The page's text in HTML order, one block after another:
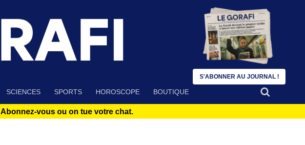
SCIENCES SPORTS HOROSCOPE BOUTIQUE
Abonnez-vous ou on tue votre chat.
S'ABONNER AU JOURNAL !